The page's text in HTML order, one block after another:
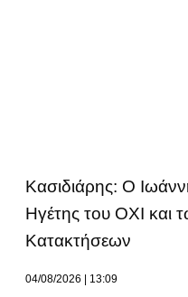
Κασιδιάρης: Ο
Ηγέτης του ΟΧΙ και
Κατακτήσεων
04/08/2026 13:09